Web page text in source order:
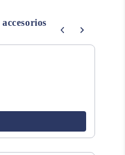
to navigate through